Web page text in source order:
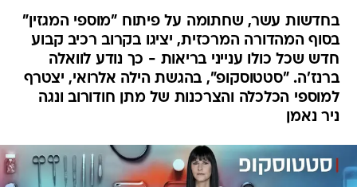
בחדשות עשר, שחתומה על פיתוח "מוספי המגזין"
בסוף המהדורה המרכזית, יציגו בקרוב רכיב קבוע
חדש שכל כולו ענייני בריאות - כך נודע לוואלה
ברנז'ה. "סטטוסקופ", בהגשת הילה אלרואי, יצטרף
למוספי הכלכלה והצרכנות של מתן חודורוב ונגה
ניר נאמן